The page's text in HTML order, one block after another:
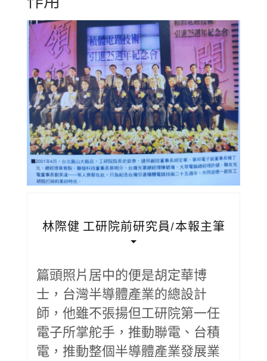
林際健 工研院前研究員/本報主筆
篇頭照片居中的便是胡定華博
士，台灣半導體產業的總設計
師，他雖不張揚但工研院第一任
電子所掌舵手，推動聯電、台積
電，推動整個半導體產業發展業